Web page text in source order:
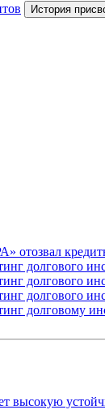
История
отозвал
долгового
долгового
долгового
долговому
высокую